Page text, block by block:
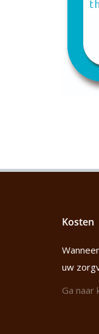
Kosten
uw
Ga naar